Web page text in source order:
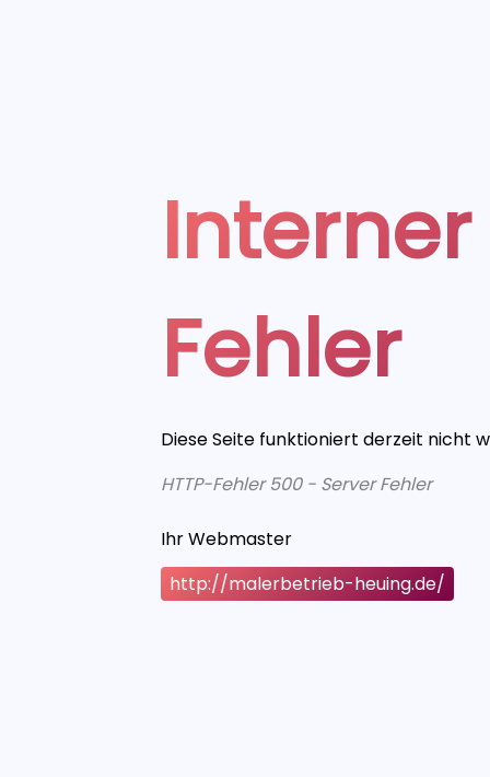
Fehler
Diese Seite funktioniert derzeit nicht
HTTP-Fehler 500 - Server Fehler
Ihr Webmaster
http://malerbetrieb-heuing.de/